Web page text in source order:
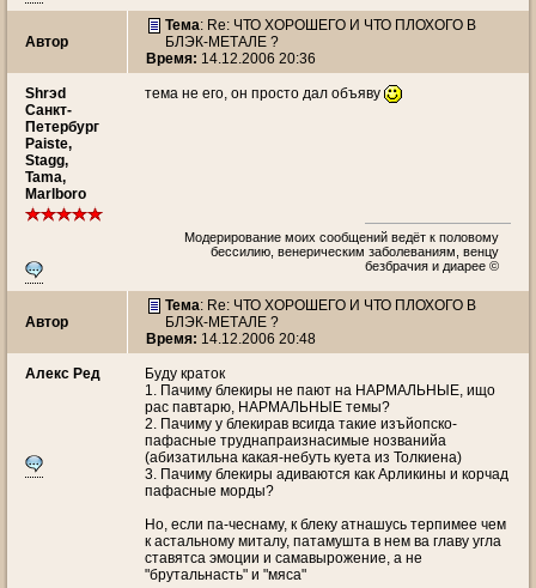
Автор
Тема: Re: ЧТО ХОРОШЕГО И ЧТО ПЛОХОГО В
БЛЭК-МЕТАЛЕ ?
Время: 14.12.2006 20:36
Shrэd
Санкт-
Петербург
Paiste,
Stagg,
Tama,
Marlboro
тема не его, он просто дал объяву
Модерирование моих сообщений ведёт к половому
бессилию, венерическим заболеваниям, венцу
безбрачия и диарее ©
Автор
Тема: Re: ЧТО ХОРОШЕГО И ЧТО ПЛОХОГО В
БЛЭК-МЕТАЛЕ ?
Время: 14.12.2006 20:48
Алекс Ред
Буду краток
1. Пачиму блекиры не пают на НАРМАЛЬНЫЕ, ищо
рас павтарю, НАРМАЛЬНЫЕ темы?
2. Пачиму у блекирав всигда такие изъйопско-
пафасные труднапраизнасимые нозванийа
(абизатильна какая-небуть куета из Толкиена)
3. Пачиму блекиры адиваются как Арликины и корчад
пафасные морды?
Но, если па-чеснаму, к блеку атнашусь терпимее чем
к астальному миталу, патамушта в нем ва главу угла
ставятса эмоции и самавырожение, а не
"брутальнасть" и "мяса"